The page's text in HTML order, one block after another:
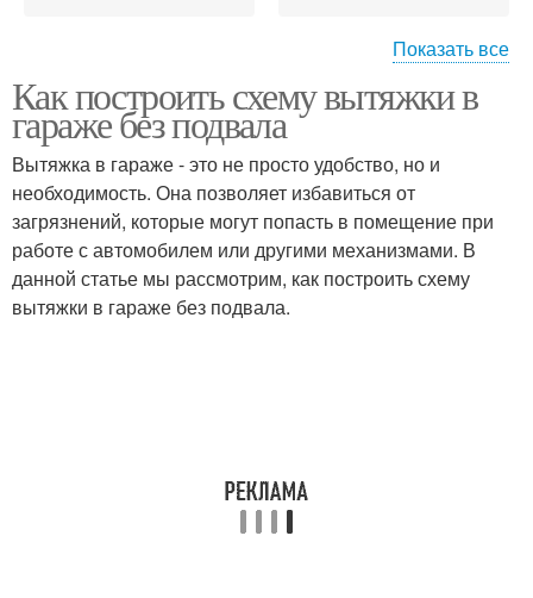
создании
Показать все
Как построить схему вытяжки в
гараже без подвала
Вытяжка в гараже - это не просто удобство, но и
необходимость. Она позволяет избавиться от
загрязнений, которые могут попасть в помещение при
работе с автомобилем или другими механизмами. В
данной статье мы рассмотрим, как построить схему
вытяжки в гараже без подвала.